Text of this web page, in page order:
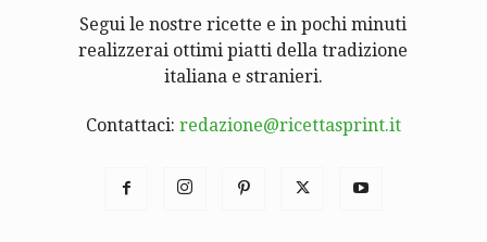
Segui le nostre ricette e in pochi minuti
realizzerai ottimi piatti della tradizione
italiana e stranieri.
Contattaci: redazione@ricettasprint.it